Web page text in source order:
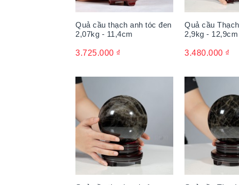
Quả cầu thạch anh tóc đen
2,07kg - 11,4cm
3.725.000 ₫
Quả cầu
2,9kg - 12,9cm
3.480.000 ₫